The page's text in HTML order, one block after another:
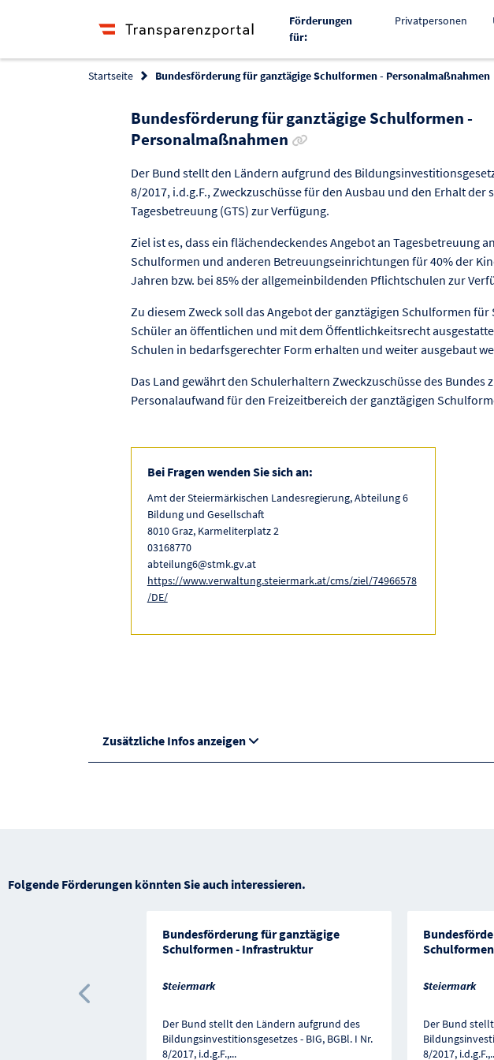
Förderungen
für:
Privatpersonen
Startseite Bundesförderung für ganztägige Schulformen - Personalmaßnahmen
Bundesförderung für ganztägige Schulformen -
Personalmaßnahmen
Link zur Förderung kopieren
Der Bund stellt den Ländern aufgrund des
8/2017, i.d.g.F., Zweckzuschüsse für den Ausbau und den Erhalt der
Tagesbetreuung (GTS) zur Verfügung.
Ziel ist es, dass ein flächendeckendes Angebot an Tagesbetreuung
Schulformen und anderen Betreuungseinrichtungen für 40% der
Jahren bzw. bei 85% der allgemeinbildenden Pflichtschulen zur
Zu diesem Zweck soll das Angebot der ganztägigen Schulformen
Schüler an öffentlichen und mit dem Öffentlichkeitsrecht
Schulen in bedarfsgerechter Form erhalten und weiter ausgebaut
Das Land gewährt den Schulerhaltern Zweckzuschüsse des Bundes
Personalaufwand für den Freizeitbereich der ganztägigen
Bei Fragen wenden Sie sich an:
Amt der Steiermärkischen Landesregierung, Abteilung 6
Bildung und Gesellschaft
8010 Graz, Karmeliterplatz 2
03168770
abteilung6@stmk.gv.at
https://www.verwaltung.steiermark.at/cms/ziel/74966578
/DE/
Zusätzliche Infos anzeigen
Folgende Förderungen könnten Sie auch interessieren.
Bundesförderung für ganztägige
Schulformen - Infrastruktur
Steiermark
Der Bund stellt den Ländern aufgrund des
Bildungsinvestitionsgesetzes - BIG, BGBl. I Nr.
8/2017, i.d.g.F.,...
Steiermark
Der Bund
8/2017, i.d.g.F.,
Vorherige Förderung